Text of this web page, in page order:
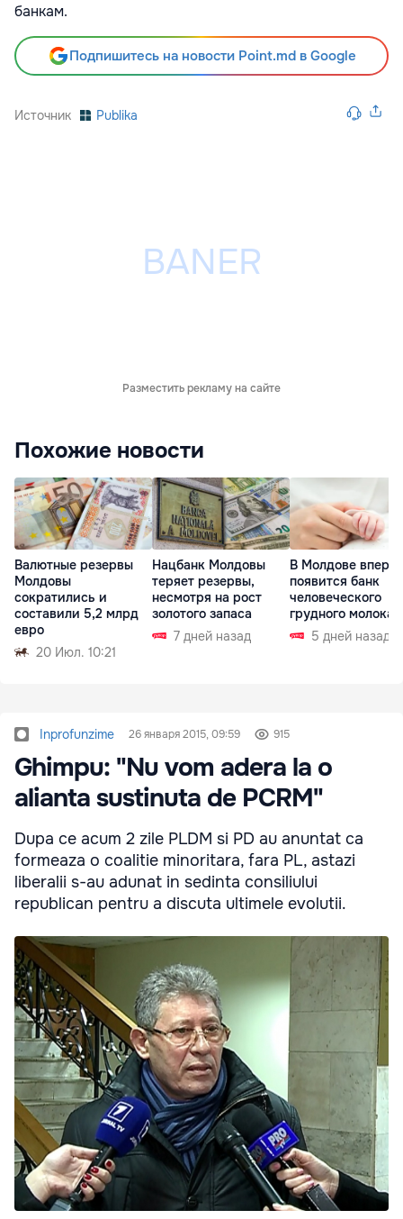
банкам.
Подпишитесь на новости Point.md в Google
Источник Publika
Разместить рекламу на сайте
Похожие новости
Валютные резервы
Молдовы
сократились и
составили 5,2 млрд
евро
20 Июл. 10:21
Нацбанк Молдовы
теряет резервы,
несмотря на рост
золотого запаса
7 дней назад
В Молдове
появится банк
человеческого
грудного молока
5 дней назад
Inprofunzime 26 января 2015, 09:59 915
Ghimpu: "Nu vom adera la o
alianta sustinuta de PCRM"
Dupa ce acum 2 zile PLDM si PD au anuntat ca
formeaza o coalitie minoritara, fara PL, astazi
liberalii s-au adunat in sedinta consiliului
republican pentru a discuta ultimele evolutii.